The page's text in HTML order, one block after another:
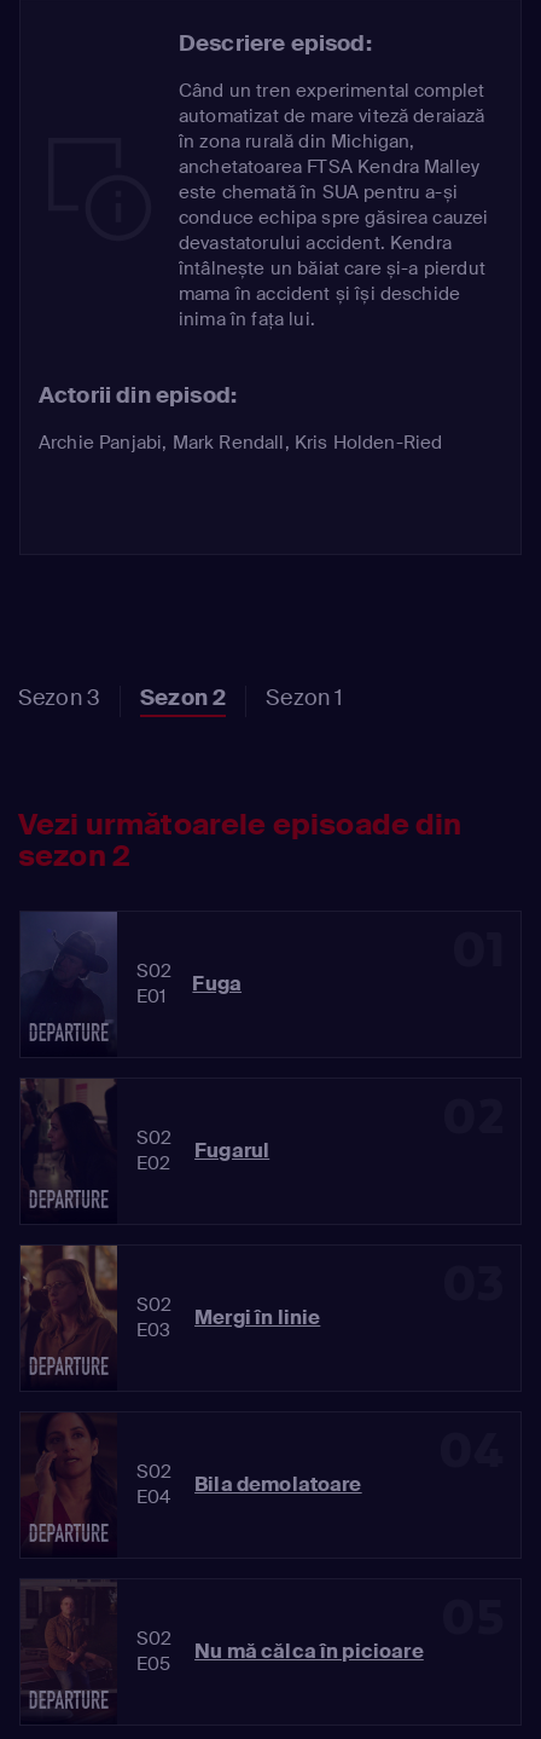
Descriere episod:
Când un tren experimental complet
automatizat de mare viteză deraiază
în zona rurală din Michigan,
anchetatoarea FTSA Kendra Malley
este chemată în SUA pentru a-și
conduce echipa spre găsirea cauzei
devastatorului accident. Kendra
întâlnește un băiat care și-a pierdut
mama în accident și își deschide
inima în fața lui.
Actorii din episod:
Archie Panjabi, Mark Rendall, Kris Holden-Ried
Sezon 3 Sezon 2 Sezon 1
Vezi următoarele episoade din
sezon 2
S02
E01
Fuga
S02
E02
Fugarul
S02
E03
Mergi în linie
S02
E04
Bila demolatoare
S02
E05
Nu mă călca în picioare